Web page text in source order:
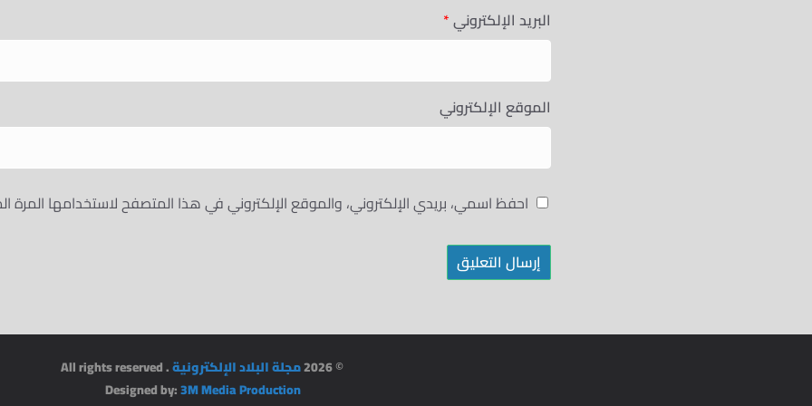
البريد الإلكتروني*
الموقع الإلكتروني
احفظ اسمي، بريدي الإلكتروني، والموقع الإلكتروني في هذا المتصفح لاستخدامها المرة
© 2026 مجلة البلاد الإلكترونية. All rights reserved
Designed by:3M Media Production